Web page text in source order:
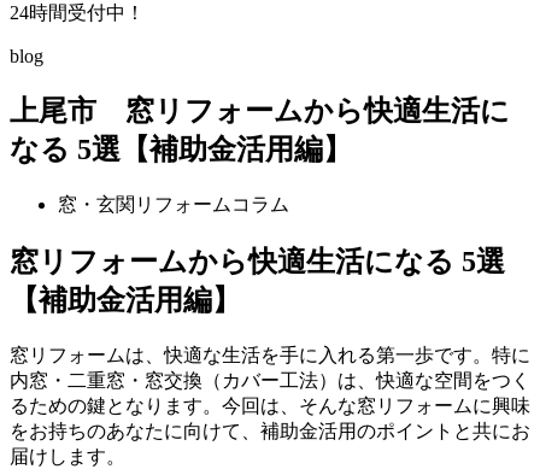
24時間受付中！
blog
上尾市 窓リフォームから快適生活に
なる 5選【補助金活用編】
窓・玄関リフォームコラム
窓リフォームから快適生活になる 5選
【補助金活用編】
窓リフォームは、快適な生活を手に入れる第一歩です。特に
内窓・二重窓・窓交換（カバー工法）は、快適な空間をつく
るための鍵となります。今回は、そんな窓リフォームに興味
をお持ちのあなたに向けて、補助金活用のポイントと共にお
届けします。